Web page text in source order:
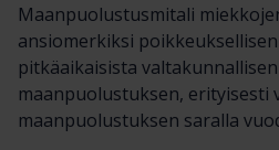
Maanpuolustusmitali
ansiomerkiksi
pitkäaikaisista
maanpuolustuksen, erityisesti
maanpuolustuksen saralla